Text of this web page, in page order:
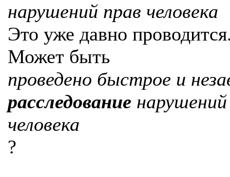
нарушений прав человека
Это уже давно
Может быть
проведено быстрое и
расследование
человека
?